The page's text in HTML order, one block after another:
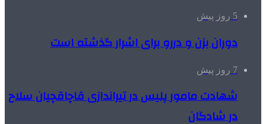
5 روز پیش
دوران بزن و دررو برای اشرار گذشته است
7 روز پیش
شهادت مامور پلیس در تیراندازی قاچاقچیان سلاح
در شادگان